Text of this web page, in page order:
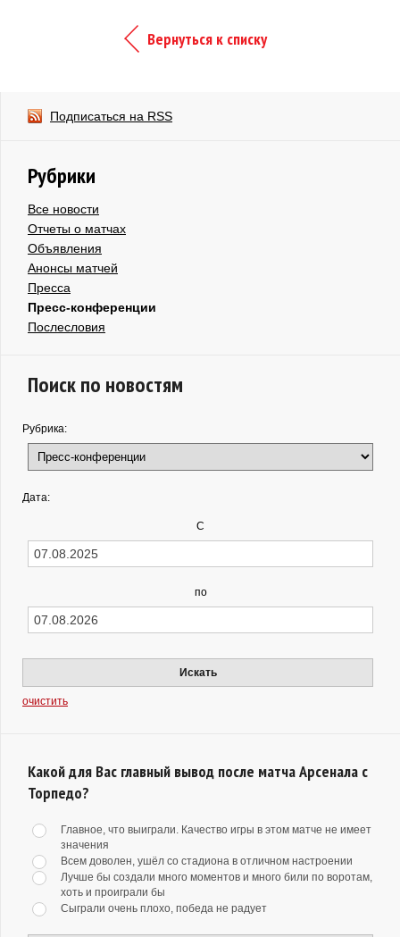
Вернуться к списку
Подписаться на RSS
Рубрики
Все новости
Отчеты о матчах
Объявления
Анонсы матчей
Пресса
Пресс-конференции
Послесловия
Поиск по новостям
Рубрика:
Дата:
С
по
Искать
очистить
Какой для Вас главный вывод после матча Арсенала с
Торпедо?
Главное, что выиграли. Качество игры в этом матче не имеет
значения
Всем доволен, ушёл со стадиона в отличном настроении
Лучше бы создали много моментов и много били по воротам,
хоть и проиграли бы
Сыграли очень плохо, победа не радует